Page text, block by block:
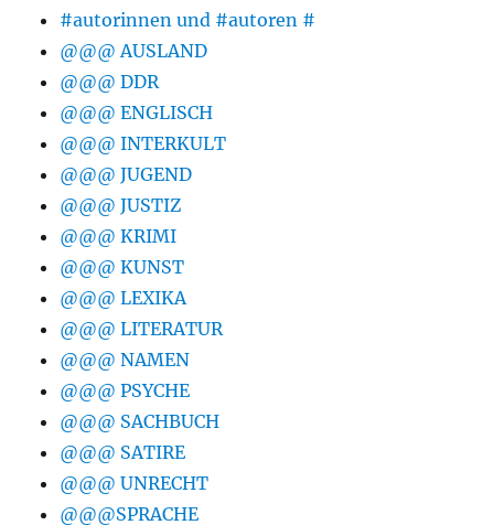
#autorinnen und #autoren #
@@@ AUSLAND
@@@ DDR
@@@ ENGLISCH
@@@ INTERKULT
@@@ JUGEND
@@@ JUSTIZ
@@@ KRIMI
@@@ KUNST
@@@ LEXIKA
@@@ LITERATUR
@@@ NAMEN
@@@ PSYCHE
@@@ SACHBUCH
@@@ SATIRE
@@@ UNRECHT
@@@SPRACHE